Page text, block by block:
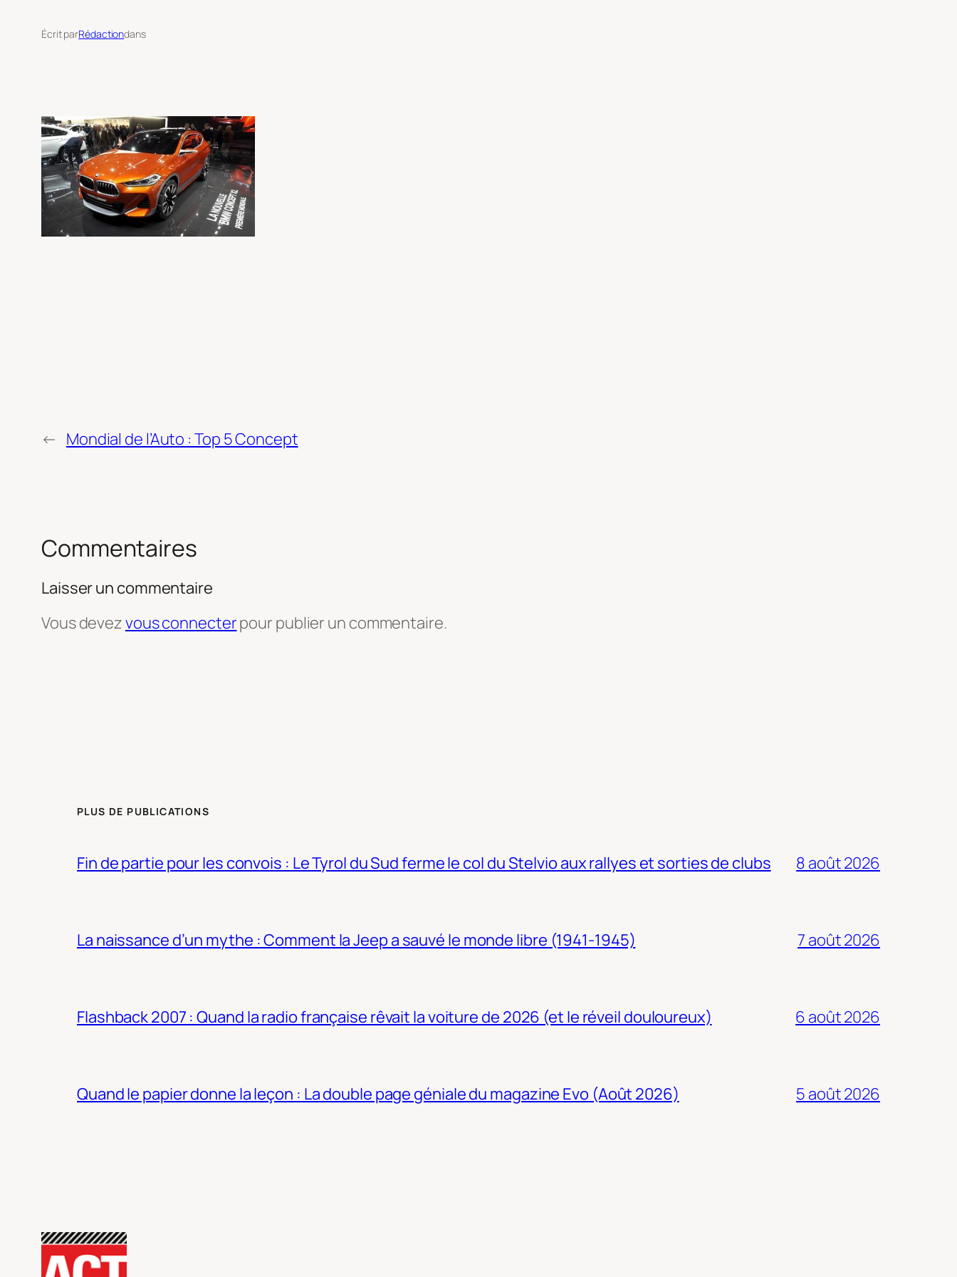
Écrit parRédactiondans
← Mondial de l’Auto : Top 5 Concept
Commentaires
Laisser un commentaire
Vous devezvous connecterpour publier un commentaire.
PLUS DE PUBLICATIONS
Fin de partie pour les convois : Le Tyrol du Sud ferme le col du Stelvio aux rallyes et sorties de clubs 8 août 2026
La naissance d’un mythe : Comment la Jeep a sauvé le monde libre (1941-1945) 7 août 2026
Flashback 2007 : Quand la radio française rêvait la voiture de 2026 (et le réveil douloureux) 6 août 2026
Quand le papier donne la leçon : La double page géniale du magazine Evo (Août 2026) 5 août 2026